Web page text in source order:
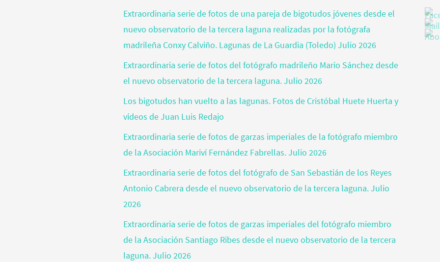
Extraordinaria serie de fotos de una pareja de bigotudos jóvenes desde el
nuevo observatorio de la tercera laguna realizadas por la fotógrafa
madrileña Conxy Calviño. Lagunas de La Guardia (Toledo) Julio 2026
Extraordinaria serie de fotos del fotógrafo madrileño Mario Sánchez desde
el nuevo observatorio de la tercera laguna. Julio 2026
Los bigotudos han vuelto a las lagunas. Fotos de Cristóbal Huete Huerta y
vídeos de Juan Luis Redajo
Extraordinaria serie de fotos de garzas imperiales de la fotógrafo miembro
de la Asociación Mariví Fernández Fabrellas. Julio 2026
Extraordinaria serie de fotos del fotógrafo de San Sebastián de los Reyes
Antonio Cabrera desde el nuevo observatorio de la tercera laguna. Julio
2026
Extraordinaria serie de fotos de garzas imperiales del fotógrafo miembro
de la Asociación Santiago Ribes desde el nuevo observatorio de la tercera
laguna. Julio 2026